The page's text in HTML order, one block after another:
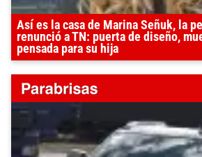
Así es la casa de Marina Señuk, la
renunció a TN: puerta de diseño,
pensada para su hija